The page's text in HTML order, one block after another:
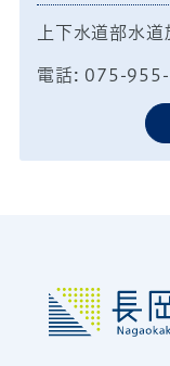
上下水道部水
電話: 075-